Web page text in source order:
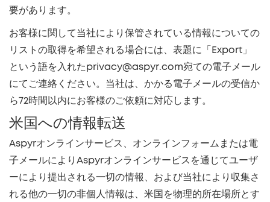
要があります。
お客様に関して当社により保管されている情報についての
リストの取得を希望される場合には、表題に「Export」
という語を入れたprivacy@aspyr.com宛ての電子メール
にてご連絡ください。当社は、かかる電子メールの受信か
ら72時間以内にお客様のご依頼に対応します。
米国への情報転送
Aspyrオンラインサービス、オンラインフォームまたは電
子メールによりAspyrオンラインサービスを通じてユーザ
ーにより提出される一切の情報、および当社により収集さ
れる他の一切の非個人情報は、米国を物理的所在場所とす